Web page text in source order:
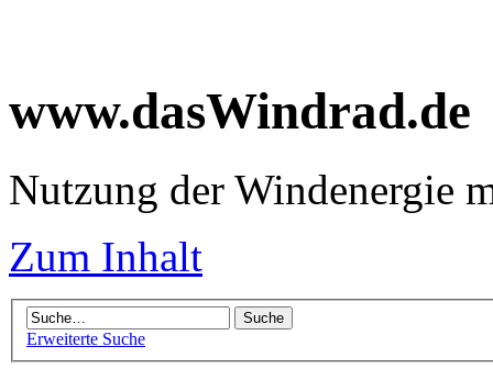
www.dasWindrad.de
Nutzung der Windenergie
Zum Inhalt
Erweiterte Suche